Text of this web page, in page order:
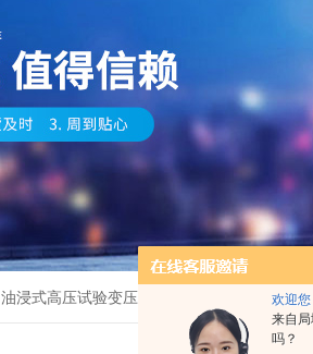
欢迎您
来自
吗？
油浸式高压试验变压器 YDJ轻型高压试验变